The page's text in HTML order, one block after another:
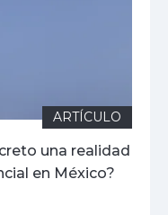
ARTÍCULO
una realidad
en México?